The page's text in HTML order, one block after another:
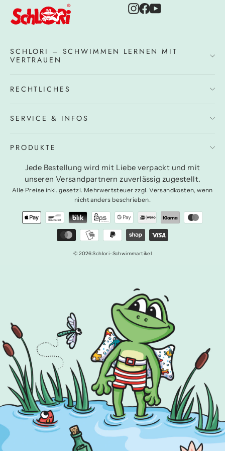
Instagram
Facebook
YouTube
SCHLORI – SCHWIMMEN LERNEN MIT
VERTRAUEN
RECHTLICHES
SERVICE & INFOS
PRODUKTE
Jede Bestellung wird mit Liebe verpackt und mit
unseren Versandpartnern zuverlässig zugestellt.
Alle Preise inkl. gesetzl. Mehrwertsteuer zzgl. Versandkosten, wenn
nicht anders beschrieben.
© 2026 Schlori-Schwimmartikel